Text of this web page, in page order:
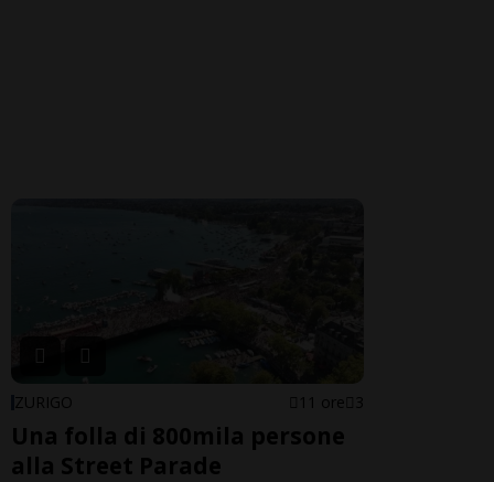
ZURIGO 11 ore 3
Una folla di 800mila persone
alla Street Parade